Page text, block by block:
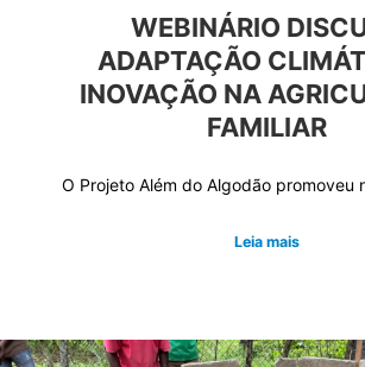
WEBINÁRIO
ADAPTAÇÃO
INOVAÇÃO NA
FAMILIAR
O Projeto Além do Algodão promoveu
Leia mais